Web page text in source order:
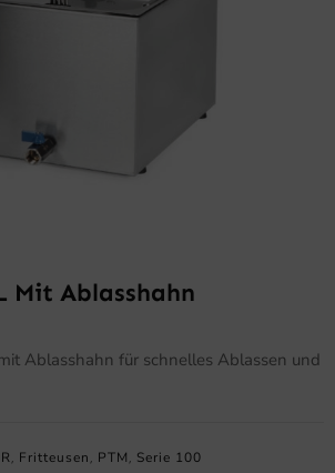
Mit Ablasshahn
Ablasshahn für schnelles Ablassen und
, Fritteusen , PTM , Serie 100